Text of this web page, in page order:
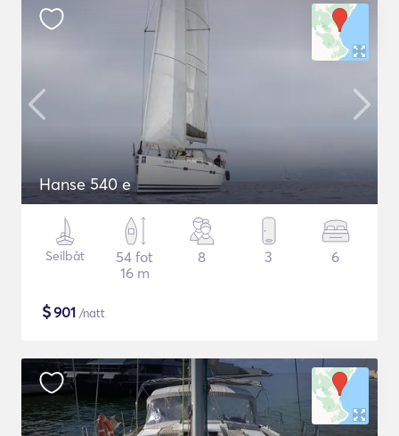
Hanse 540 e
Seilbåt
54 fot
16 m
8 3 6
$901 /natt